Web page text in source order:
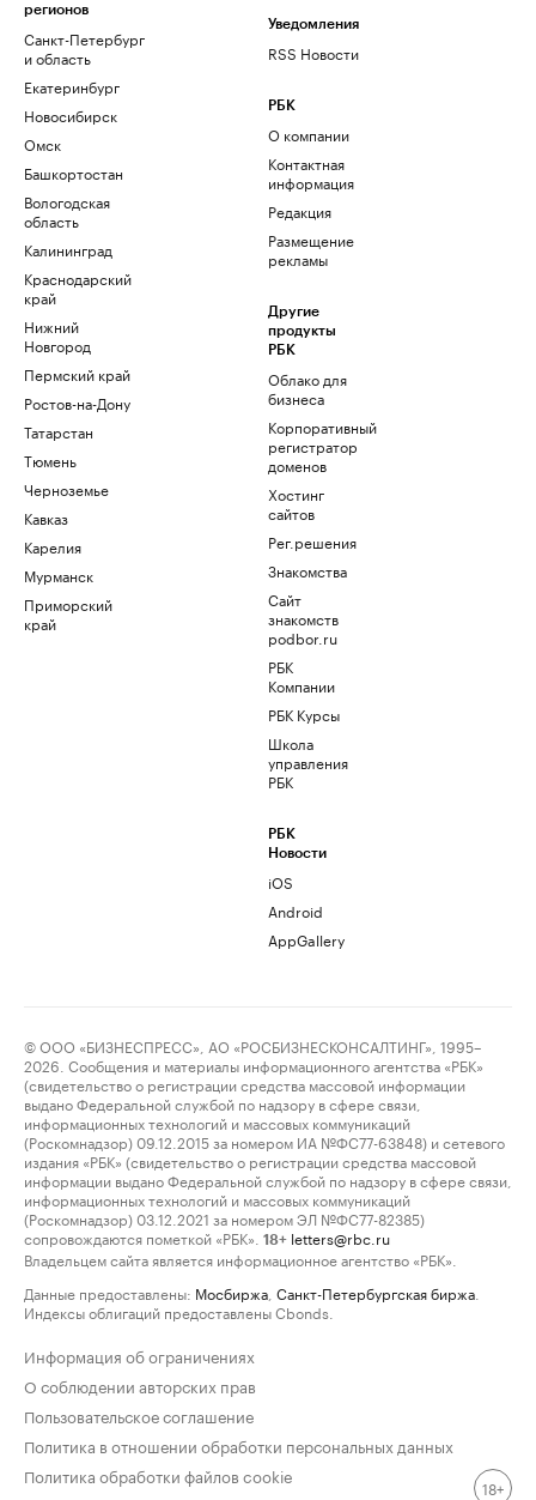
регионов
Санкт-Петербург
и область
Екатеринбург
Новосибирск
Омск
Башкортостан
Вологодская
область
Калининград
Краснодарский
край
Нижний
Новгород
Пермский край
Ростов-на-Дону
Татарстан
Тюмень
Черноземье
Кавказ
Карелия
Мурманск
Приморский
край
Уведомления
RSS Новости
РБК
О компании
Контактная
информация
Редакция
Размещение
рекламы
Другие
продукты
РБК
Облако для
бизнеса
Корпоративный
регистратор
доменов
Хостинг
сайтов
Рег.решения
Знакомства
Сайт
знакомств
podbor.ru
РБК
Компании
РБК Курсы
Школа
управления
РБК
РБК
Новости
iOS
Android
AppGallery
© ООО «БИЗНЕСПРЕСС», АО «РОСБИЗНЕСКОНСАЛТИНГ», 1995–
2026. Сообщения и материалы информационного агентства «РБК»
(свидетельство о регистрации средства массовой информации
выдано Федеральной службой по надзору в сфере связи,
информационных технологий и массовых коммуникаций
(Роскомнадзор) 09.12.2015 за номером ИА №ФС77-63848) и сетевого
издания «РБК» (свидетельство о регистрации средства массовой
информации выдано Федеральной службой по надзору в сфере связи,
информационных технологий и массовых коммуникаций
(Роскомнадзор) 03.12.2021 за номером ЭЛ №ФС77-82385)
сопровождаются пометкой «РБК».
18+ letters@rbc.ru
Владельцем сайта является информационное агентство «РБК».
Данные предоставлены: Мосбиржа Санкт-Петербургская биржа
Индексы облигаций предоставлены Cbonds.
Информация об ограничениях
О соблюдении авторских прав
Пользовательское соглашение
Политика в отношении обработки персональных данных
Политика обработки файлов cookie
18+